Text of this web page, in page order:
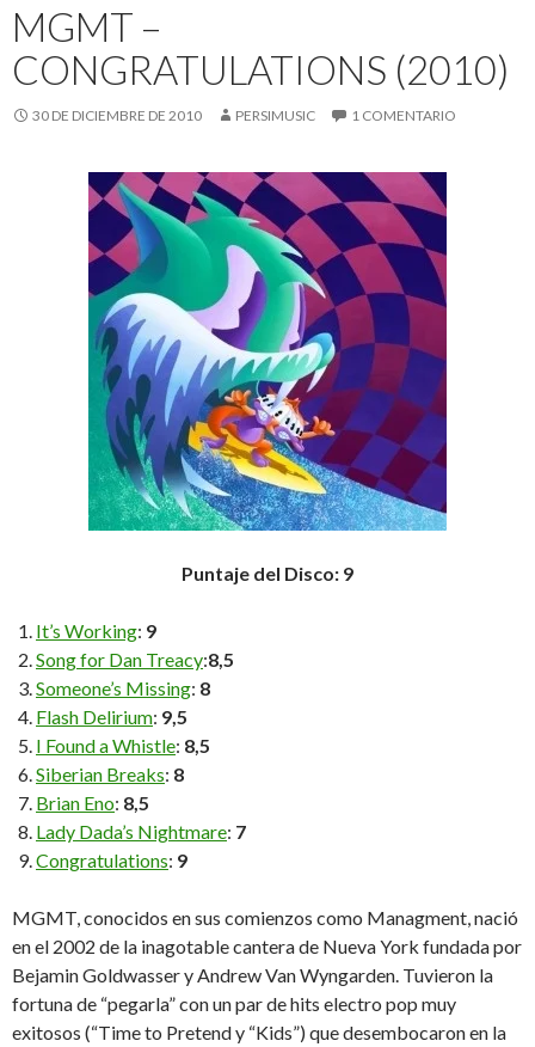
MGMT –
CONGRATULATIONS (2010)
30 DE DICIEMBRE DE 2010 PERSIMUSIC 1 COMENTARIO
Puntaje del Disco: 9
It’s Working: 9
Song for Dan Treacy:8,5
Someone’s Missing: 8
Flash Delirium: 9,5
I Found a Whistle: 8,5
Siberian Breaks: 8
Brian Eno: 8,5
Lady Dada’s Nightmare: 7
Congratulations: 9
MGMT, conocidos en sus comienzos como Managment, nació
en el 2002 de la inagotable cantera de Nueva York fundada por
Bejamin Goldwasser y Andrew Van Wyngarden. Tuvieron la
fortuna de “pegarla” con un par de hits electro pop muy
exitosos (“Time to Pretend y “Kids”) que desembocaron en la